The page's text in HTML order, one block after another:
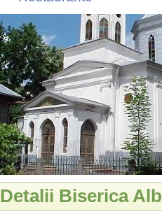
Detalii Biserica